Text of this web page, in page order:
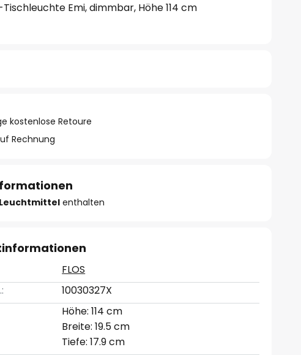
Tischleuchte Emi, dimmbar, Höhe 114 cm
kostenlose Retoure
Rechnung
enthalten
FLOS
10030327X
Höhe: 114 cm
Breite: 19.5 cm
Tiefe: 17.9 cm